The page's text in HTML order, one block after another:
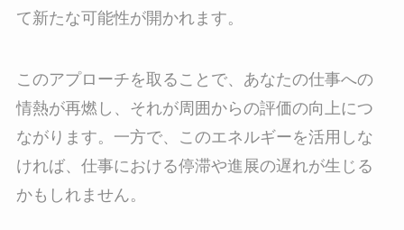
て新たな可能性が開かれます。
このアプローチを取ることで、あなたの仕事への
情熱が再燃し、それが周囲からの評価の向上につ
ながります。一方で、このエネルギーを活用しな
ければ、仕事における停滞や進展の遅れが生じる
かもしれません。